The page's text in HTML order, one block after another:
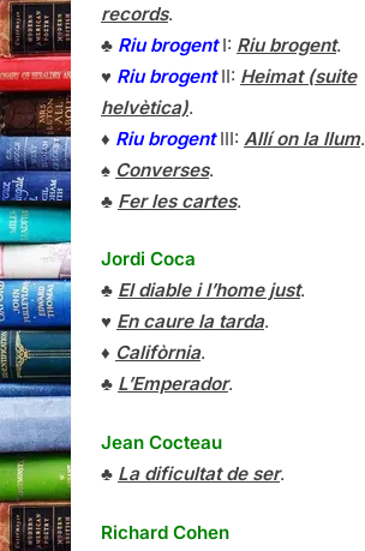
records.
♣ Riu brogentI: Riu brogent.
♥ Riu brogentII: Heimat (suite
helvètica).
♦ Riu brogentIII: Allí on la llum.
♠ Converses.
♣ Fer les cartes.
Jordi Coca
♣ El diable i l’home just.
♥ En caure la tarda.
♦ Califòrnia.
♣ L’Emperador.
Jean Cocteau
♣ La dificultat de ser.
Richard Cohen